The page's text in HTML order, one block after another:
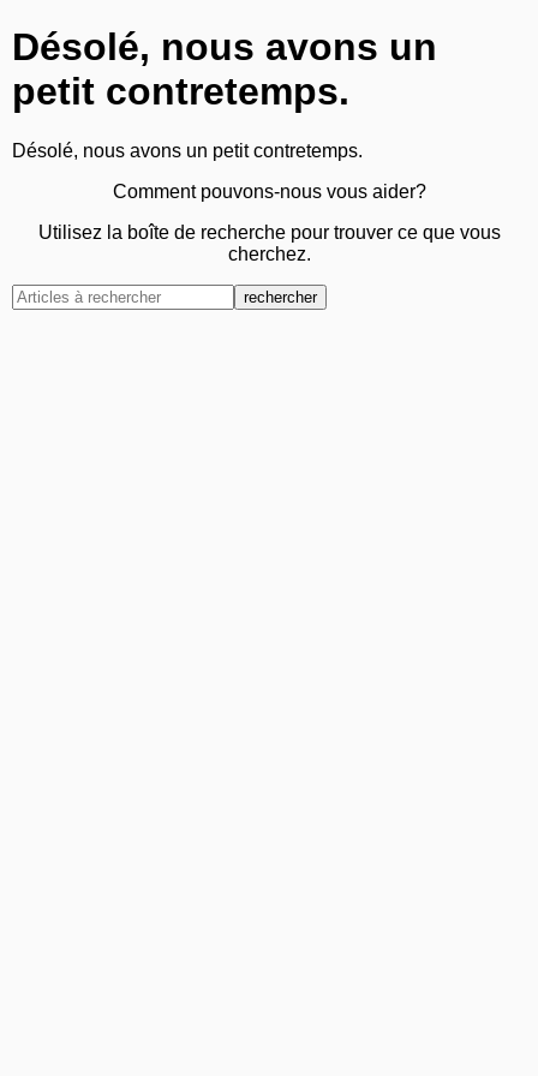
Désolé, nous avons un
petit contretemps.
Désolé, nous avons un petit contretemps.
Comment pouvons-nous vous aider?
Utilisez la boîte de recherche pour trouver ce que vous
cherchez.
rechercher